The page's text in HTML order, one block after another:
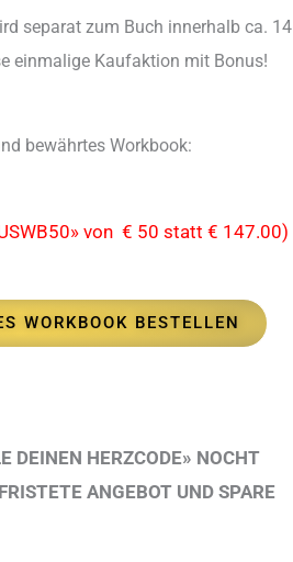
separat zum Buch innerhalb ca. 14
einmalige Kaufaktion mit Bonus!
bewährtes Workbook:
von € 50 statt € 147.00)
WORKBOOK BESTELLEN
DEINEN HERZCODE» NOCHT
ANGEBOT UND SPARE